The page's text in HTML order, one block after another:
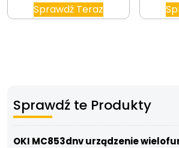
Sprawdź Teraz
Sprawdź te Produkty
OKI MC853dnv urządzenie